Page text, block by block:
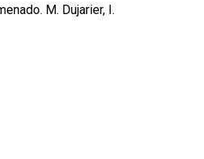
M. Dujarier, I.